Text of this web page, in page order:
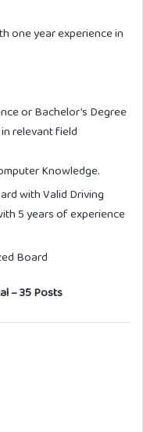
one year experience in
or Bachelor’s Degree
relevant field
Knowledge.
with Valid Driving
5 years of experience
Board
– 35 Posts